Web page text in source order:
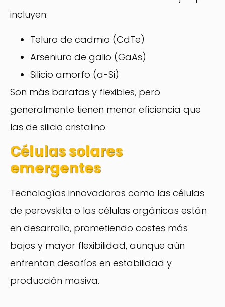
incluyen:
Teluro de cadmio (CdTe)
Arseniuro de galio (GaAs)
Silicio amorfo (a-Si)
Son más baratas y flexibles, pero
generalmente tienen menor eficiencia que
las de silicio cristalino.
Células solares
emergentes
Tecnologías innovadoras como las células
de perovskita o las células orgánicas están
en desarrollo, prometiendo costes más
bajos y mayor flexibilidad, aunque aún
enfrentan desafíos en estabilidad y
producción masiva.